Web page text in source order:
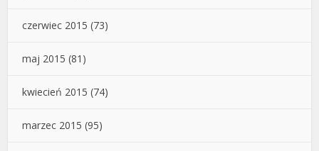
czerwiec 2015 (73)
maj 2015 (81)
kwiecień 2015 (74)
marzec 2015 (95)